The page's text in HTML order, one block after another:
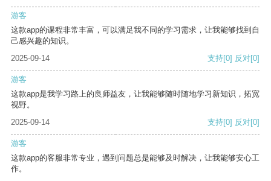
游客
这款app的课程非常丰富，可以满足我不同的学习需求，让我能够找到自
己感兴趣的知识。
2025-09-14
支持[0] 反对[0]
游客
这款app是我学习路上的良师益友，让我能够随时随地学习新知识，拓宽
视野。
2025-09-14
支持[0] 反对[0]
游客
这款app的客服非常专业，遇到问题总是能够及时解决，让我能够安心工
作。